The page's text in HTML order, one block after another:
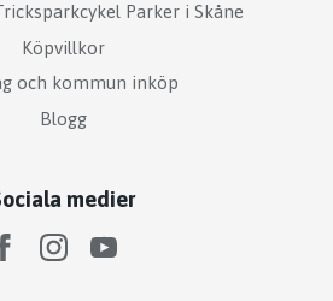
Parker i Skåne
Köpvillkor
och kommun inköp
Blogg
medier